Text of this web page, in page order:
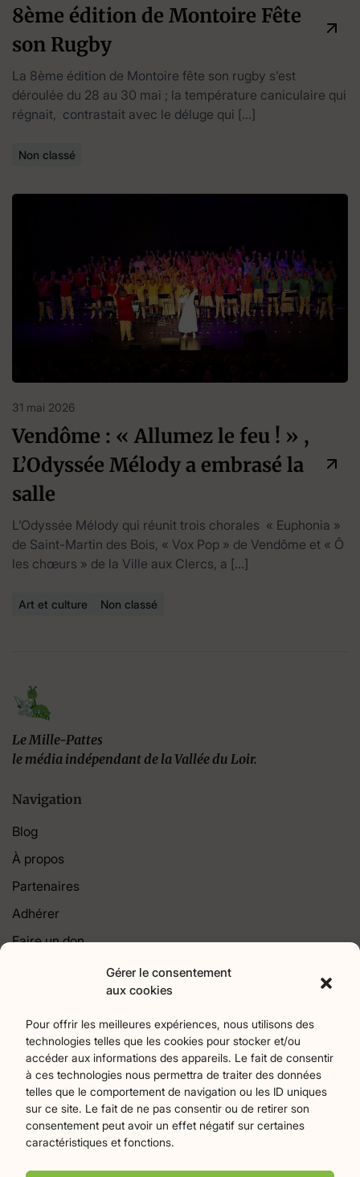
Gérer le consentement
aux cookies
Pour offrir les meilleures expériences, nous utilisons des
technologies telles que les cookies pour stocker et/ou
accéder aux informations des appareils. Le fait de consentir
à ces technologies nous permettra de traiter des données
telles que le comportement de navigation ou les ID uniques
sur ce site. Le fait de ne pas consentir ou de retirer son
consentement peut avoir un effet négatif sur certaines
caractéristiques et fonctions.
8ème édition de Montoire Fête
son Rugby
La 8ème édition de Montoire fête son rugby s’est
déroulée du 28 au 30 mai ; la température caniculaire qui
régnait, contrastait avec le déluge qui […]
Non classé
31 mai 2026
Vendôme : « Allumez le feu ! » ,
L’Odyssée Mélody a embrasé la
salle
L’Odyssée Mélody qui réunit trois chorales « Euphonia »
de Saint-Martin des Bois, « Vox Pop » de Vendôme et « Ô
les chœurs » de la Ville aux Clercs, a […]
Art et culture Non classé
Le Mille-Pattes
le média indépendant de la Vallée du Loir.
Navigation
Blog
À propos
Partenaires
Adhérer
Faire un don
Agriculture17 Art et culture256 Associations22
Bien-Etre 2 chronique7 Collectivités territoriales79
Commerces Divers Économie et emploi 61
Éducation94 Évènements371 Histoire et patrimoine174
La parole à nos lecteurs1 Nature et écologie75 Santé
sport27 Tourisme 19